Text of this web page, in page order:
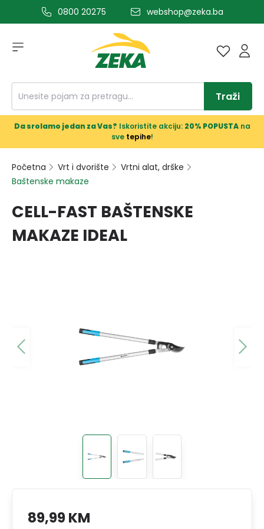
glavni sadržaj0800 20275 webshop@zeka.ba
Traži
Da srolamo jedan za Vas? Iskoristite akciju: 20% POPUSTAna
sve tepihe!
Početna Vrt i dvorište
Vrtni alat, drške
Baštenske makaze
CELL-FAST BAŠTENSKE
MAKAZE IDEAL
89,99 KM